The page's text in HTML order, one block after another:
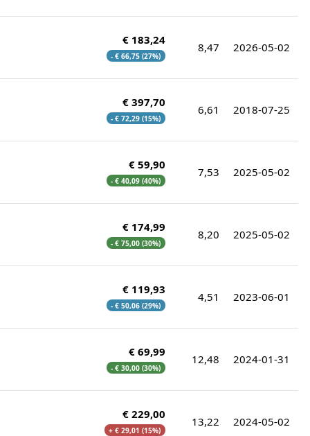
€ 183,24
- € 66,75 (27%)
8,47 2026-05-02
€ 397,70
- € 72,29 (15%)
6,61 2018-07-25
€ 59,90
- € 40,09 (40%)
7,53 2025-05-02
€ 174,99
- € 75,00 (30%)
8,20 2025-05-02
€ 119,93
- € 50,06 (29%)
4,51 2023-06-01
€ 69,99
- € 30,00 (30%)
12,48 2024-01-31
€ 229,00
+ € 29,01 (15%)
13,22 2024-05-02